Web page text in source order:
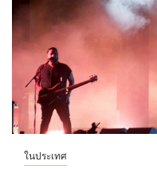
ในประเทศ